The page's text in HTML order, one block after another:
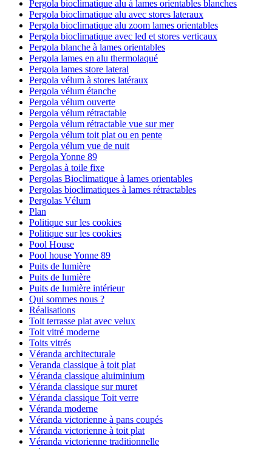
Pergola bioclimatique alu à lames orientables blanches
Pergola bioclimatique alu avec stores lateraux
Pergola bioclimatique alu zoom lames orientables
Pergola bioclimatique avec led et stores verticaux
Pergola blanche à lames orientables
Pergola lames en alu thermolaqué
Pergola lames store lateral
Pergola vélum à stores latéraux
Pergola vélum étanche
Pergola vélum ouverte
Pergola vélum rétractable
Pergola vélum rétractable vue sur mer
Pergola vélum toit plat ou en pente
Pergola vélum vue de nuit
Pergola Yonne 89
Pergolas à toile fixe
Pergolas Bioclimatique à lames orientables
Pergolas bioclimatiques à lames rétractables
Pergolas Vélum
Plan
Politique sur les cookies
Politique sur les cookies
Pool House
Pool house Yonne 89
Puits de lumière
Puits de lumière
Puits de lumière intérieur
Qui sommes nous ?
Réalisations
Toit terrasse plat avec velux
Toit vitré moderne
Toits vitrés
Véranda architecturale
Veranda classique à toit plat
Véranda classique aluiminium
Véranda classique sur muret
Véranda classique Toit verre
Véranda moderne
Véranda victorienne à pans coupés
Véranda victorienne à toit plat
Véranda victorienne traditionnelle